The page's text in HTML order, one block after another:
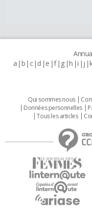
a b c d e f g h i j
Qui sommes nous
Données personnelles
Tous les articles